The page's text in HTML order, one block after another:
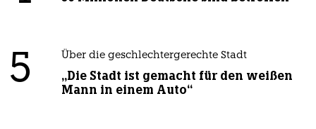
5 Über die geschlechtergerechte Stadt
„Die Stadt ist gemacht für den weißen
Mann in einem Auto“